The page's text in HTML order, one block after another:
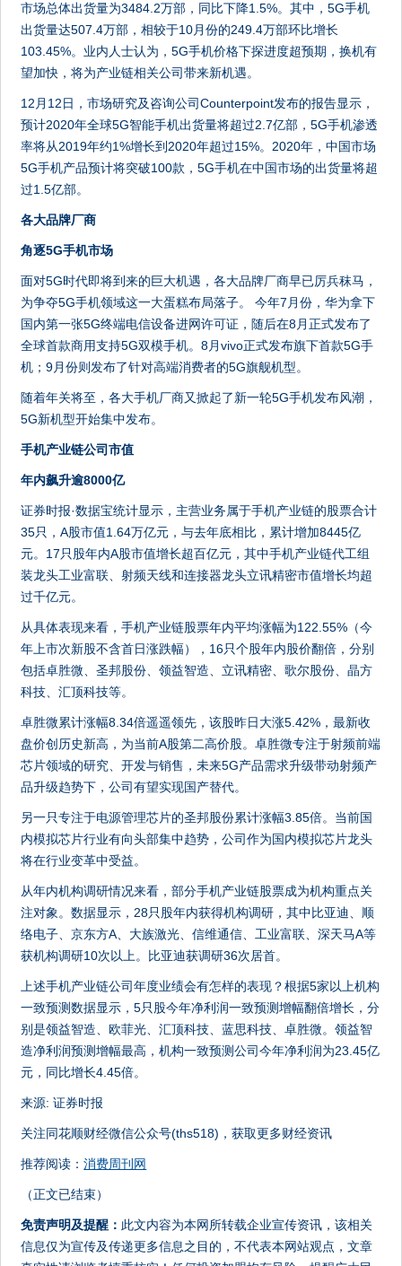
市场总体出货量为3484.2万部，同比下降1.5%。其中，5G手机
出货量达507.4万部，相较于10月份的249.4万部环比增长
103.45%。业内人士认为，5G手机价格下探进度超预期，换机有
望加快，将为产业链相关公司带来新机遇。
12月12日，市场研究及咨询公司Counterpoint发布的报告显示，
预计2020年全球5G智能手机出货量将超过2.7亿部，5G手机渗透
率将从2019年约1%增长到2020年超过15%。2020年，中国市场
5G手机产品预计将突破100款，5G手机在中国市场的出货量将超
过1.5亿部。
各大品牌厂商
角逐5G手机市场
面对5G时代即将到来的巨大机遇，各大品牌厂商早已厉兵秣马，
为争夺5G手机领域这一大蛋糕布局落子。 今年7月份，华为拿下
国内第一张5G终端电信设备进网许可证，随后在8月正式发布了
全球首款商用支持5G双模手机。8月vivo正式发布旗下首款5G手
机；9月份则发布了针对高端消费者的5G旗舰机型。
随着年关将至，各大手机厂商又掀起了新一轮5G手机发布风潮，
5G新机型开始集中发布。
手机产业链公司市值
年内飙升逾8000亿
证券时报·数据宝统计显示，主营业务属于手机产业链的股票合计
35只，A股市值1.64万亿元，与去年底相比，累计增加8445亿
元。17只股年内A股市值增长超百亿元，其中手机产业链代工组
装龙头工业富联、射频天线和连接器龙头立讯精密市值增长均超
过千亿元。
从具体表现来看，手机产业链股票年内平均涨幅为122.55%（今
年上市次新股不含首日涨跌幅），16只个股年内股价翻倍，分别
包括卓胜微、圣邦股份、领益智造、立讯精密、歌尔股份、晶方
科技、汇顶科技等。
卓胜微累计涨幅8.34倍遥遥领先，该股昨日大涨5.42%，最新收
盘价创历史新高，为当前A股第二高价股。卓胜微专注于射频前端
芯片领域的研究、开发与销售，未来5G产品需求升级带动射频产
品升级趋势下，公司有望实现国产替代。
另一只专注于电源管理芯片的圣邦股份累计涨幅3.85倍。当前国
内模拟芯片行业有向头部集中趋势，公司作为国内模拟芯片龙头
将在行业变革中受益。
从年内机构调研情况来看，部分手机产业链股票成为机构重点关
注对象。数据显示，28只股年内获得机构调研，其中比亚迪、顺
络电子、京东方A、大族激光、信维通信、工业富联、深天马A等
获机构调研10次以上。比亚迪获调研36次居首。
上述手机产业链公司年度业绩会有怎样的表现？根据5家以上机构
一致预测数据显示，5只股今年净利润一致预测增幅翻倍增长，分
别是领益智造、欧菲光、汇顶科技、蓝思科技、卓胜微。领益智
造净利润预测增幅最高，机构一致预测公司今年净利润为23.45亿
元，同比增长4.45倍。
来源: 证券时报
关注同花顺财经微信公众号(ths518)，获取更多财经资讯
推荐阅读：消费周刊网
（正文已结束）
免责声明及提醒： 此文内容为本网所转载企业宣传资讯，该相关
信息仅为宣传及传递更多信息之目的，不代表本网站观点，文章